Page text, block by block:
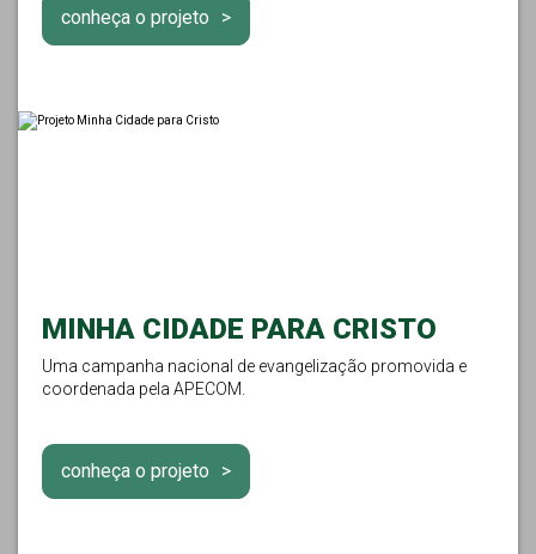
conheça o projeto
MINHA CIDADE PARA CRISTO
Uma campanha nacional de evangelização promovida e
coordenada pela APECOM.
conheça o projeto